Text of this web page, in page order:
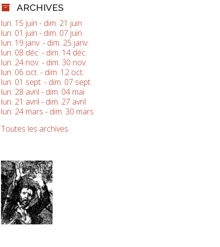
ARCHIVES
lun. 15 juin - dim. 21 juin
lun. 01 juin - dim. 07 juin
lun. 19 janv. - dim. 25 janv.
lun. 08 déc. - dim. 14 déc.
lun. 24 nov. - dim. 30 nov.
lun. 06 oct. - dim. 12 oct.
lun. 01 sept. - dim. 07 sept.
lun. 28 avril - dim. 04 mai
lun. 21 avril - dim. 27 avril
lun. 24 mars - dim. 30 mars
Toutes les archives